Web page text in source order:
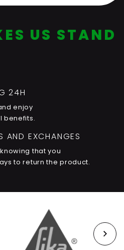
US STAND
24H
enjoy
benefits.
AND EXCHANGES
that you
to return the product.